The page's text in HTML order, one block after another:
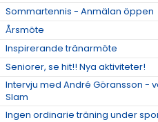
Sommartennis - Anmälan öppen
Årsmöte
Inspirerande tränarmöte
Seniorer, se hit!! Nya aktiviteter!
Intervju med André Göransson -
Slam
Ingen ordinarie träning under